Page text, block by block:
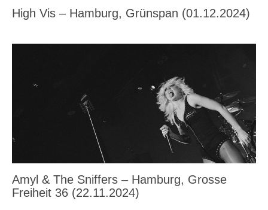
High Vis – Hamburg, Grünspan (01.12.2024)
Amyl & The Sniffers – Hamburg, Grosse
Freiheit 36 (22.11.2024)